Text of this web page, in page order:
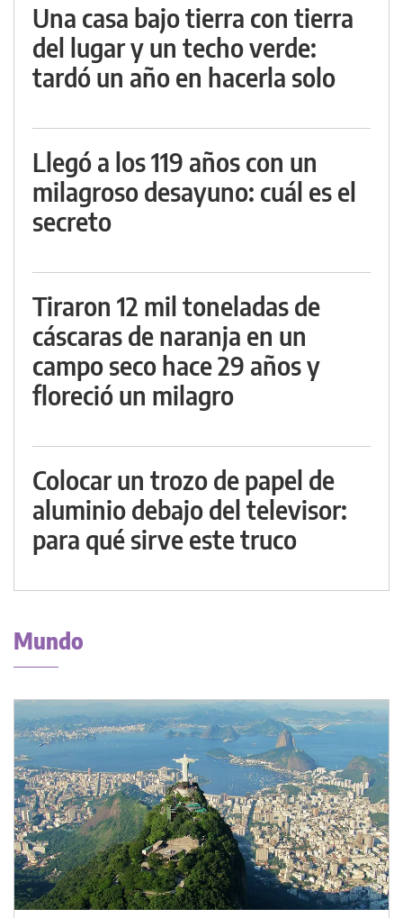
Una casa bajo tierra con tierra
del lugar y un techo verde:
tardó un año en hacerla solo
Llegó a los 119 años con un
milagroso desayuno: cuál es el
secreto
Tiraron 12 mil toneladas de
cáscaras de naranja en un
campo seco hace 29 años y
floreció un milagro
Colocar un trozo de papel de
aluminio debajo del televisor:
para qué sirve este truco
Mundo